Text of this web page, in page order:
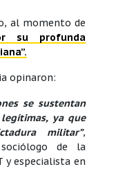
al momento de
su profunda
opinaron:
se sustentan
ya que
militar”,
de la
y especialista en